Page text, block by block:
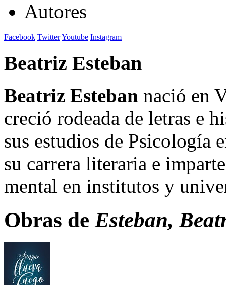
Autores
Facebook TwitterYoutube Instagram
Beatriz Esteban
Beatriz Esteban nació en
creció rodeada de letras e
sus estudios de Psicología
su carrera literaria e
mental en institutos y
Obras de Esteban,